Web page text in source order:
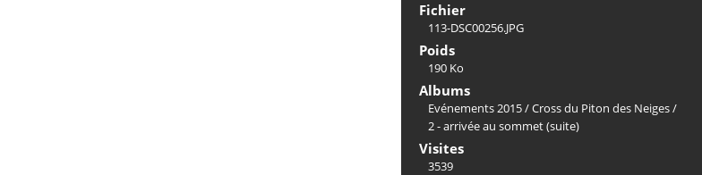
Fichier
113-DSC00256.JPG
Poids
190 Ko
Albums
Evénements 2015/Cross du Piton des Neiges/
2 - arrivée au sommet (suite)
Visites
3539